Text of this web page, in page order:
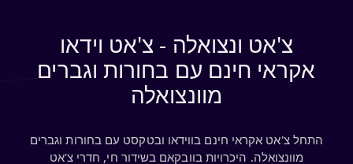
צ'אט ונצואלה - צ'אט וידאו
אקראי חינם עם בחורות וגברים
מוונצואלה
התחל צ'אט אקראי חינם בווידאו ובטקסט עם בחורות וגברים
מוונצואלה. היכרויות בוובקאם בשידור חי, חדרי צ'אט